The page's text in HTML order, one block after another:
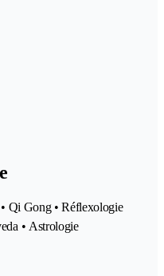
Qi Gong • Réflexologie
• Astrologie